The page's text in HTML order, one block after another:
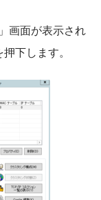
画面が表示され
下します。